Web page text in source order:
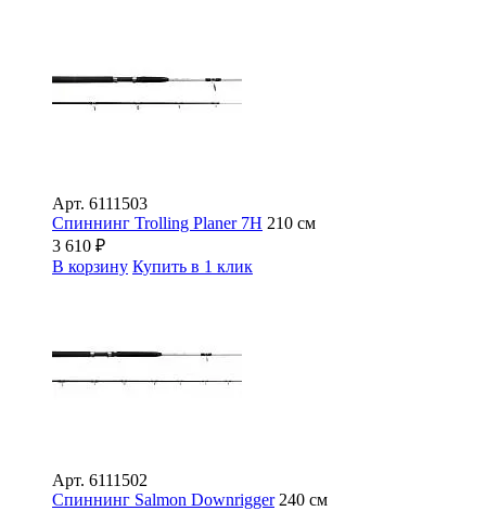
Арт. 6111503
Спиннинг Trolling Planer 7H 210 см
3 610 ₽
В корзину Купить в 1 клик
Арт. 6111502
Спиннинг Salmon Downrigger 240 см